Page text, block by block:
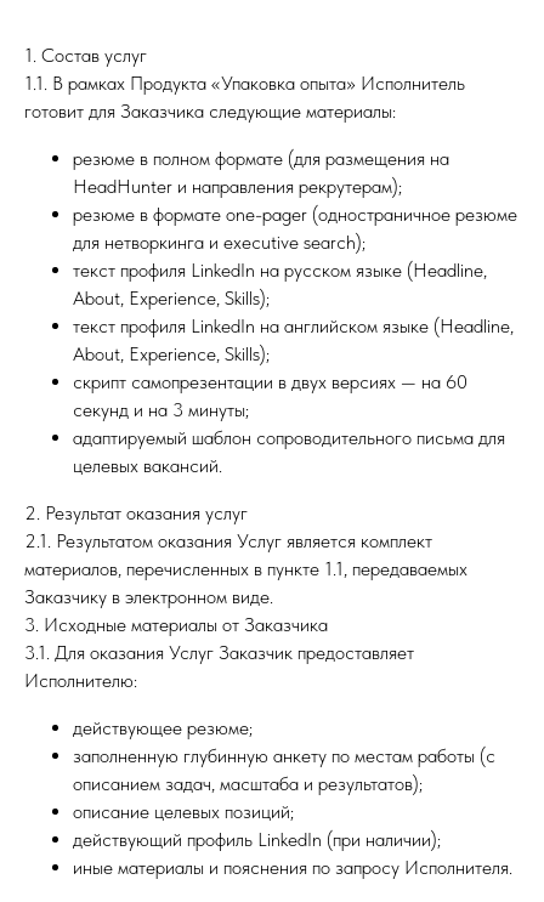
1. Состав услуг
1.1. В рамках Продукта «Упаковка опыта» Исполнитель
готовит для Заказчика следующие материалы:
резюме в полном формате (для размещения на
HeadHunter и направления рекрутерам);
резюме в формате one-pager (одностраничное резюме
для нетворкинга и executive search);
текст профиля LinkedIn на русском языке (Headline,
About, Experience, Skills);
текст профиля LinkedIn на английском языке (Headline,
About, Experience, Skills);
скрипт самопрезентации в двух версиях — на 60
секунд и на 3 минуты;
адаптируемый шаблон сопроводительного письма для
целевых вакансий.
2. Результат оказания услуг
2.1. Результатом оказания Услуг является комплект
материалов, перечисленных в пункте 1.1, передаваемых
Заказчику в электронном виде.
3. Исходные материалы от Заказчика
3.1. Для оказания Услуг Заказчик предоставляет
Исполнителю:
действующее резюме;
заполненную глубинную анкету по местам работы (с
описанием задач, масштаба и результатов);
описание целевых позиций;
действующий профиль LinkedIn (при наличии);
иные материалы и пояснения по запросу Исполнителя.